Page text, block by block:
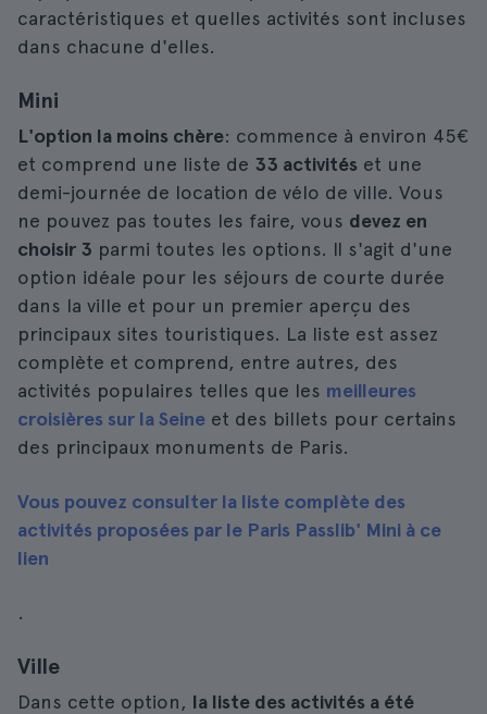
caractéristiques et quelles activités sont incluses
dans chacune d'elles.
Mini
L'option la moins chère: commence à environ 45€
et comprend une liste de 33 activités et une
demi-journée de location de vélo de ville. Vous
ne pouvez pas toutes les faire, vous devez en
choisir 3 parmi toutes les options. Il s'agit d'une
option idéale pour les séjours de courte durée
dans la ville et pour un premier aperçu des
principaux sites touristiques. La liste est assez
complète et comprend, entre autres, des
activités populaires telles que les meilleures
croisières sur la Seine et des billets pour certains
des principaux monuments de Paris.
Vous pouvez consulter la liste complète des
activités proposées par le Paris Passlib' Mini à ce
lien
.
Ville
Dans cette option, la liste des activités a été